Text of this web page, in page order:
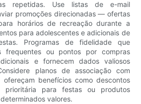
repetidas. Use listas de e-mail
promoções direcionadas — ofertas
horários de recreação durante a
para adolescentes e adicionais de
Programas de fidelidade que
frequentes ou pontos por compras
e fornecem dados valiosos
planos de associação com
benefícios como descontos
prioritária para festas ou produtos
valores.